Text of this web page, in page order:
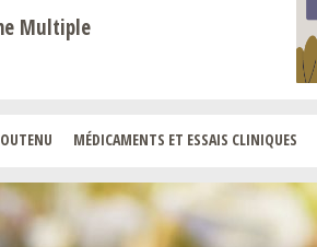
Multiple
MÉDICAMENTS ET ESSAIS CLINIQUES